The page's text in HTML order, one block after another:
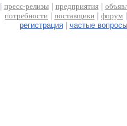
пресс-релизы предприятия|
потребности
поставщики форум
регистрация| частые